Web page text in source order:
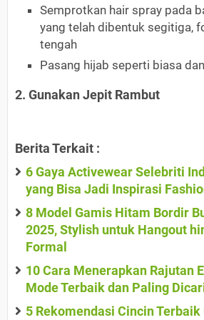
Semprotkan hair spray pada
yang telah dibentuk segitiga,
tengah
Pasang hijab seperti biasa
2. Gunakan Jepit Rambut
Berita Terkait :
6 Gaya Activewear Selebriti
yang Bisa Jadi Inspirasi
8 Model Gamis Hitam Bordir
2025, Stylish untuk Hangout
Formal
10 Cara Menerapkan Rajutan
Mode Terbaik dan Paling
5 Rekomendasi Cincin